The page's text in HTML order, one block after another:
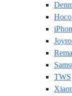
Hoco
TWS